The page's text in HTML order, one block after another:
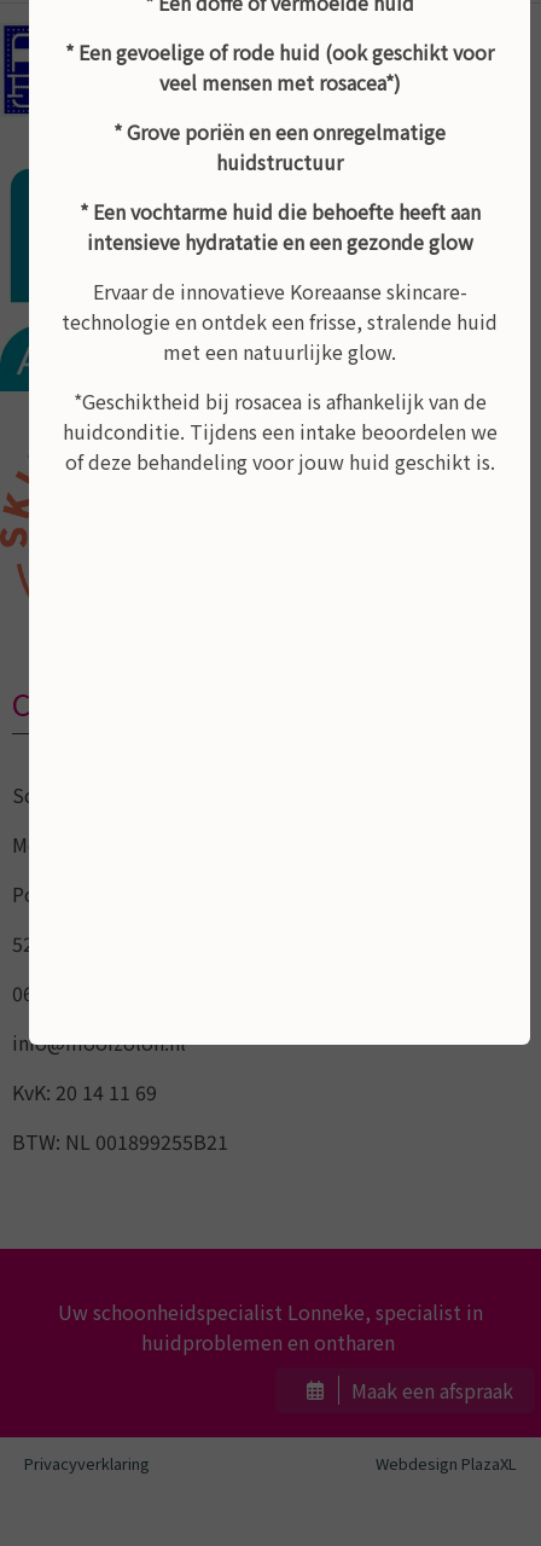
In de schoonheidsalon kunt u pinnen
Behandeling op afspraak
Contactgegevens
Schoonheidsalon
Mooi ZoLon
Pottenbakker 15
5236AL Empel / `s-Hertogenbosch
06 17 10 40 50
info@mooizolon.nl
KvK: 20 14 11 69
BTW: NL 001899255B21
Maak een afspraak
Uw schoonheidspecialist Lonneke, specialist in
huidproblemen en ontharen
Privacyverklaring Webdesign PlazaXL
* Een gevoelige of rode huid (ook geschikt voor
veel mensen met rosacea*)
* Grove poriën en een onregelmatige
huidstructuur
* Een vochtarme huid die behoefte heeft aan
intensieve hydratatie en een gezonde glow
Ervaar de innovatieve Koreaanse skincare-
technologie en ontdek een frisse, stralende huid
met een natuurlijke glow.
*Geschiktheid bij rosacea is afhankelijk van de
huidconditie. Tijdens een intake beoordelen we
of deze behandeling voor jouw huid geschikt is.